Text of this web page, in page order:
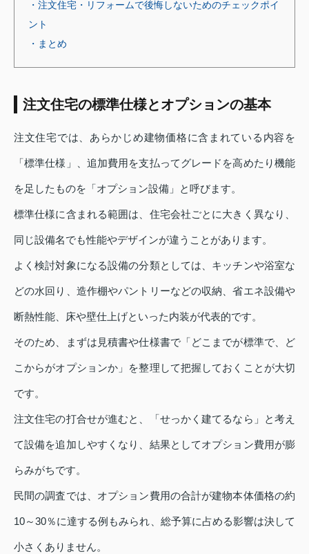
・注文住宅・リフォームで後悔しないためのチェックポイ
ント
・まとめ
注文住宅の標準仕様とオプションの基本
注文住宅では、あらかじめ建物価格に含まれている内容を
「標準仕様」、追加費用を支払ってグレードを高めたり機能
を足したものを「オプション設備」と呼びます。
標準仕様に含まれる範囲は、住宅会社ごとに大きく異なり、
同じ設備名でも性能やデザインが違うことがあります。
よく検討対象になる設備の分類としては、キッチンや浴室な
どの水回り、造作棚やパントリーなどの収納、省エネ設備や
断熱性能、床や壁仕上げといった内装が代表的です。
そのため、まずは見積書や仕様書で「どこまでが標準で、ど
こからがオプションか」を整理して把握しておくことが大切
です。
注文住宅の打合せが進むと、「せっかく建てるなら」と考え
て設備を追加しやすくなり、結果としてオプション費用が膨
らみがちです。
民間の調査では、オプション費用の合計が建物本体価格の約
10～30％に達する例もみられ、総予算に占める影響は決して
小さくありません。